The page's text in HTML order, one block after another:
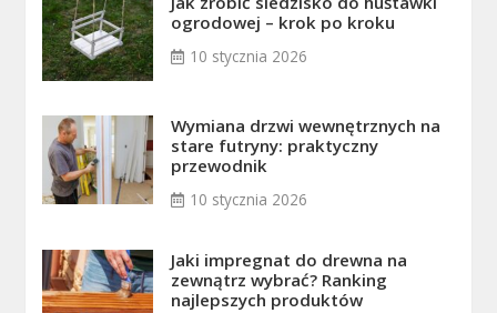
ogrodowej – krok po kroku
10 stycznia 2026
Wymiana drzwi wewnętrznych na
stare futryny: praktyczny
przewodnik
10 stycznia 2026
Jaki impregnat do drewna na
zewnątrz wybrać? Ranking
najlepszych produktów